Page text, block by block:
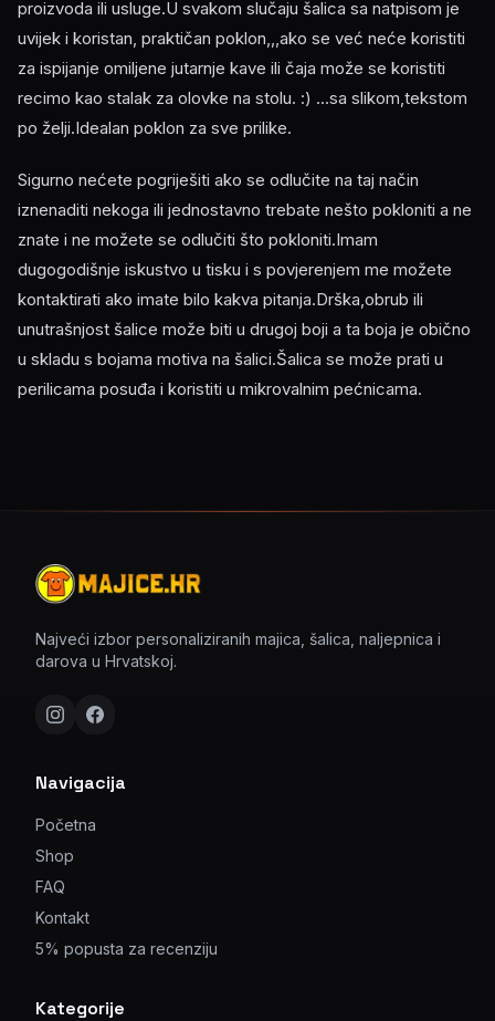
proizvoda ili usluge.U svakom slučaju šalica sa natpisom je
uvijek i koristan, praktičan poklon,,,ako se već neće koristiti
za ispijanje omiljene jutarnje kave ili čaja može se koristiti
recimo kao stalak za olovke na stolu. :) ...sa slikom,tekstom
po želji.Idealan poklon za sve prilike.
Sigurno nećete pogriješiti ako se odlučite na taj način
iznenaditi nekoga ili jednostavno trebate nešto pokloniti a ne
znate i ne možete se odlučiti što pokloniti.Imam
dugogodišnje iskustvo u tisku i s povjerenjem me možete
kontaktirati ako imate bilo kakva pitanja.Drška,obrub ili
unutrašnjost šalice može biti u drugoj boji a ta boja je obično
u skladu s bojama motiva na šalici.Šalica se može prati u
perilicama posuđa i koristiti u mikrovalnim pećnicama.
Najveći izbor personaliziranih majica, šalica, naljepnica i
darova u Hrvatskoj.
Navigacija
Početna
Shop
FAQ
Kontakt
5% popusta za recenziju
Kategorije